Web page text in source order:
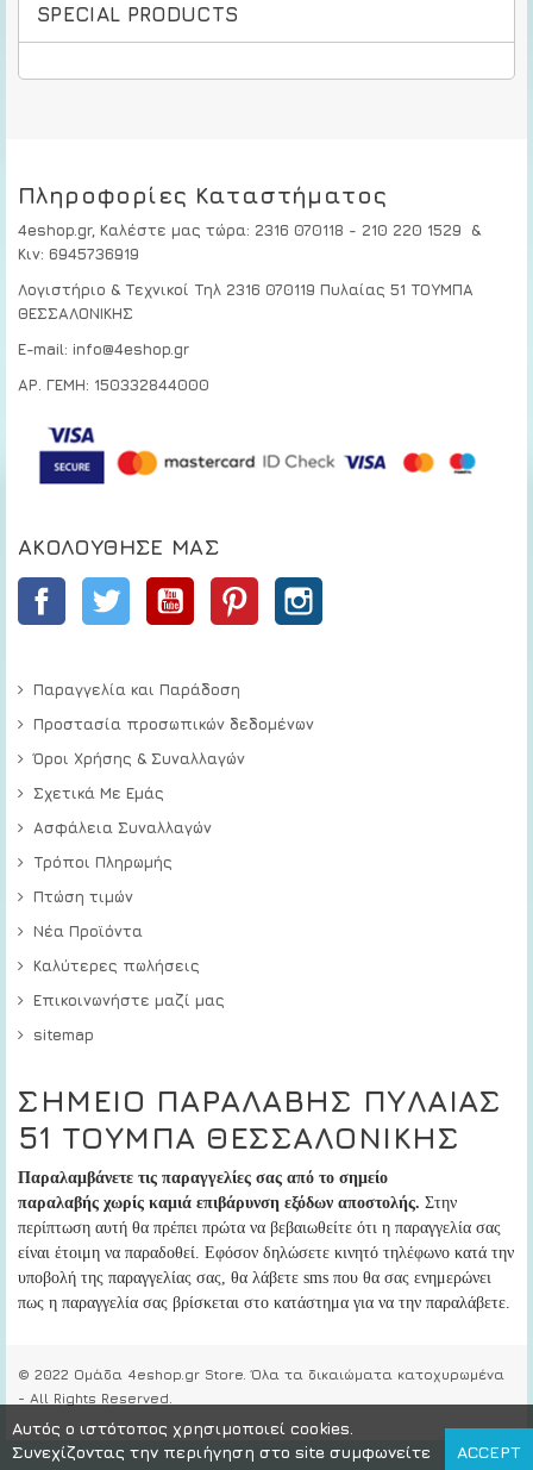
SPECIAL PRODUCTS
Πληροφορίες Καταστήματος
4eshop.gr, Καλέστε μας τώρα: 2316 070118 - 210 220 1529
&
Κιν: 6945736919
Λογιστήριο & Τεχνικοί Τηλ 2316 070119 Πυλαίας 51 ΤΟΥΜΠΑ
ΘΕΣΣΑΛΟΝΙΚΗΣ
E-mail: info@4eshop.gr
ΑΡ. ΓΕΜΗ: 150332844000
ΑΚΟΛΟΎΘΗΣΕ ΜΑΣ
Facebook Twitter YouTube Pinterest
Παραγγελία και Παράδοση
Προστασία προσωπικών δεδομένων
Όροι Χρήσης & Συναλλαγών
Σχετικά Με Εμάς
Ασφάλεια Συναλλαγών
Τρόποι Πληρωμής
Πτώση τιμών
Νέα Προϊόντα
Καλύτερες πωλήσεις
Επικοινωνήστε μαζί μας
sitemap
ΣΗΜΕΙΟ ΠΑΡΑΛΑΒΗΣ ΠΥΛΑΙΑΣ
51 ΤΟΥΜΠΑ ΘΕΣΣΑΛΟΝΙΚΗΣ
Παραλαμβάνετε τις παραγγελίες σας από το σημείο
παραλαβής χωρίς καμιά επιβάρυνση εξόδων αποστολής. Στην
περίπτωση αυτή θα πρέπει πρώτα να βεβαιωθείτε ότι η παραγγελία σας
είναι έτοιμη να παραδοθεί. Εφόσον δηλώσετε κινητό τηλέφωνο κατά την
υποβολή της παραγγελίας σας, θα λάβετε sms που θα σας ενημερώνει
πως η παραγγελία σας βρίσκεται στο κατάστημα για να την παραλάβετε.
© 2022 Ομάδα 4eshop.gr Store. Όλα τα δικαιώματα κατοχυρωμένα
- All Rights Reserved.
Αυτός ο ιστότοπος χρησιμοποιεί cookies.
Συνεχίζοντας την περιήγηση στο site συμφωνείτε
ACCEPT